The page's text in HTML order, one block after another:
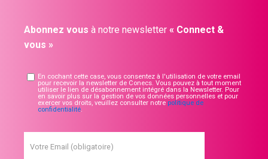
Abonnez vous à notre newsletter « Connect &
vous »
En cochant cette case, vous consentez à l'utilisation de votre email
pour recevoir la newsletter de Conecs. Vous pouvez à tout moment
utiliser le lien de désabonnement intégré dans la Newsletter. Pour
en savoir plus sur la gestion de vos données personnelles et pour
exercer vos droits, veuillez consulter notre politique de
confidentialité.
Votre Email (obligatoire)